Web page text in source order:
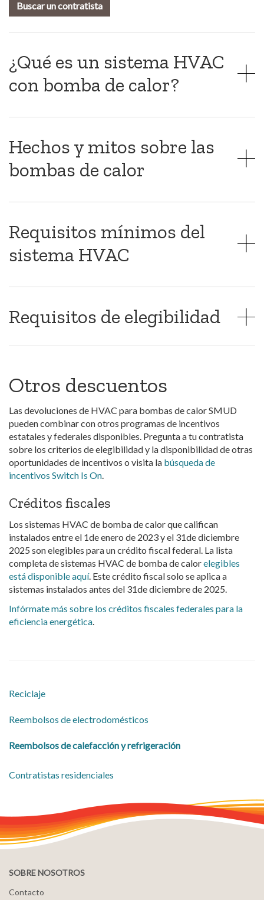
Buscar un contratista
¿Qué es un sistema HVAC
con bomba de calor?
Hechos y mitos sobre las
bombas de calor
Requisitos mínimos del
sistema HVAC
Requisitos de elegibilidad
Otros descuentos
Las devoluciones de HVAC para bombas de calor SMUD
pueden combinar con otros programas de incentivos
estatales y federales disponibles. Pregunta a tu contratista
sobre los criterios de elegibilidad y la disponibilidad de otras
oportunidades de incentivos o visita la búsqueda de
incentivos Switch Is On.
Créditos fiscales
Los sistemas HVAC de bomba de calor que califican
instalados entre el 1de enero de 2023 y el 31de diciembre
2025 son elegibles para un crédito fiscal federal. La lista
completa de sistemas HVAC de bomba de calorelegibles
está disponible aquí. Este crédito fiscal solo se aplica a
sistemas instalados antes del 31de diciembre de 2025.
Infórmate más sobre los créditos fiscales federales para la
eficiencia energética.
Reciclaje
​Reembolsos de electrodomésticos
Reembolsos de calefacción y refrigeración
​Contratistas residenciales
SOBRE NOSOTROS
Contacto